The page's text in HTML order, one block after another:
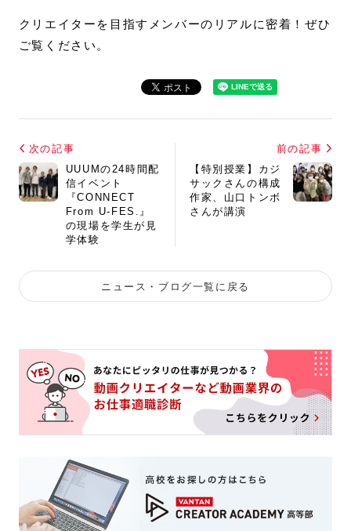
クリエイターを目指すメンバーのリアルに密着！ぜひ
ご覧ください。
次の記事
UUUMの24時間配
信イベント
『CONNECT
From U-FES.』
の現場を学生が見
学体験
前の記事
【特別授業】カジ
サックさんの構成
作家、山口トンボ
さんが講演
ニュース・ブログ一覧に戻る